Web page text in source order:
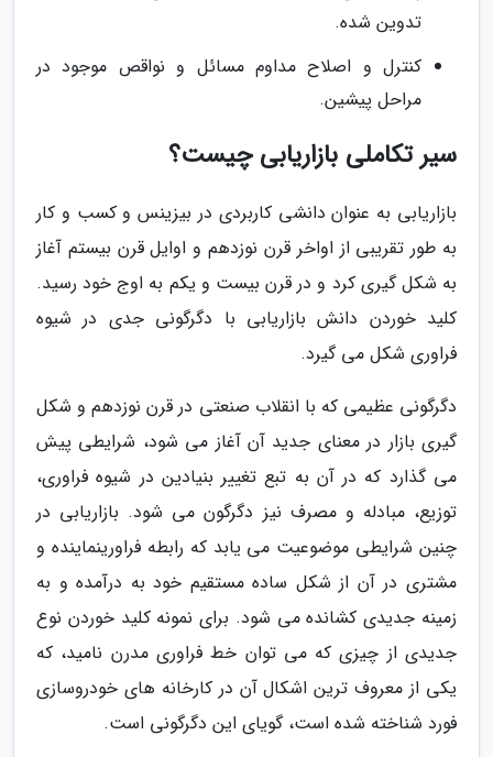
تدوین شده.
کنترل و اصلاح مداوم مسائل و نواقص موجود در
مراحل پیشین.
سیر تکاملی بازاریابی چیست؟
بازاریابی به عنوان دانشی کاربردی در بیزینس و کسب و کار
به طور تقریبی از اواخر قرن نوزدهم و اوایل قرن بیستم آغاز
به شکل گیری کرد و در قرن بیست و یکم به اوج خود رسید.
کلید خوردن دانش بازاریابی با دگرگونی جدی در شیوه
فراوری شکل می گیرد.
دگرگونی عظیمی که با انقلاب صنعتی در قرن نوزدهم و شکل
گیری بازار در معنای جدید آن آغاز می شود، شرایطی پیش
می گذارد که در آن به تبع تغییر بنیادین در شیوه فراوری،
توزیع، مبادله و مصرف نیز دگرگون می شود. بازاریابی در
چنین شرایطی موضوعیت می یابد که رابطه فراورینماینده و
مشتری در آن از شکل ساده مستقیم خود به درآمده و به
زمینه جدیدی کشانده می شود. برای نمونه کلید خوردن نوع
جدیدی از چیزی که می توان خط فراوری مدرن نامید، که
یکی از معروف ترین اشکال آن در کارخانه های خودروسازی
فورد شناخته شده است، گویای این دگرگونی است.